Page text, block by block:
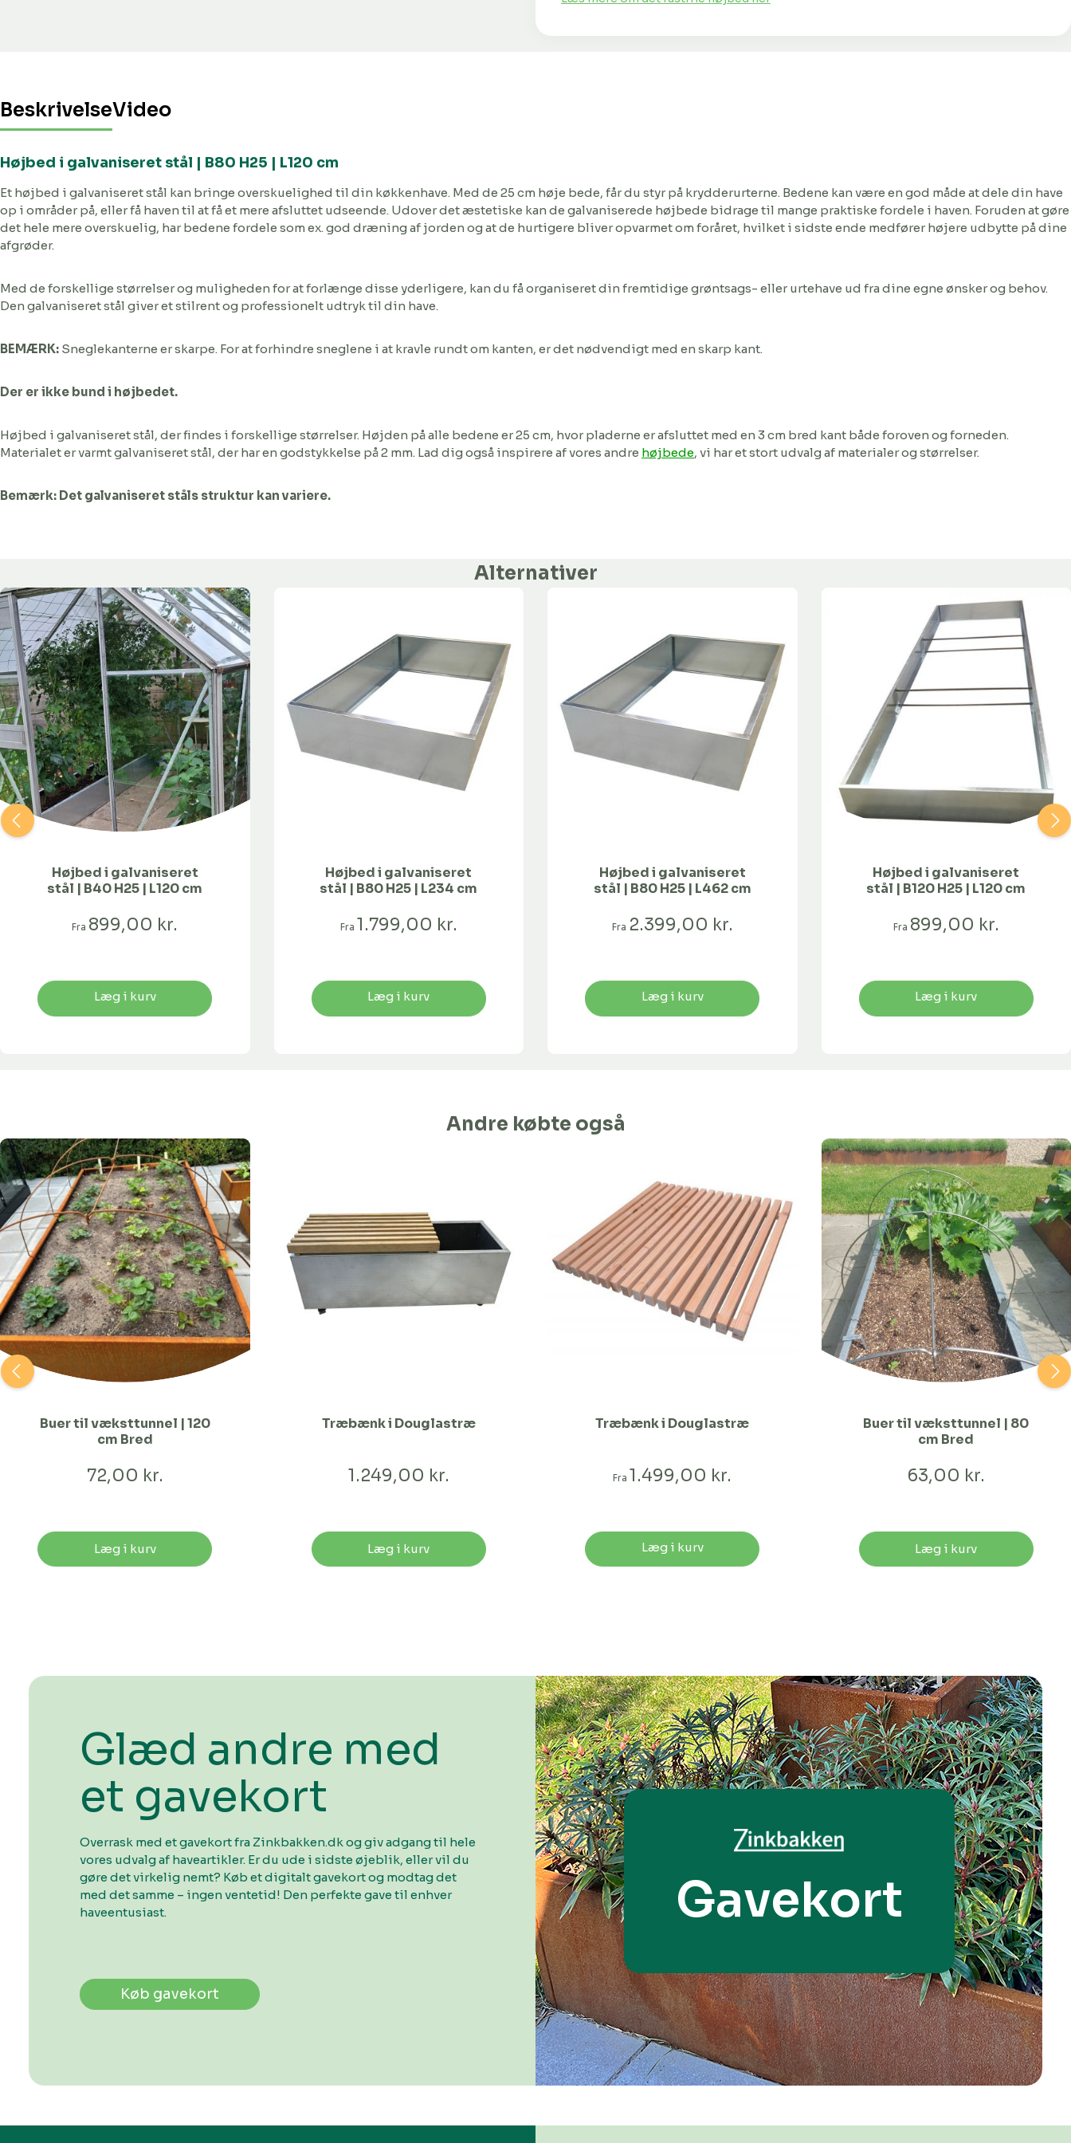
BeskrivelseVideo
Højbed i galvaniseret stål | B80 H25 | L120 cm
Et højbed i galvaniseret stål kan bringe overskuelighed til din køkkenhave. Med de 25 cm høje bede, får du styr på krydderurterne. Bedene kan være en god måde at dele din have
op i områder på, eller få haven til at få et mere afsluttet udseende. Udover det æstetiske kan de galvaniserede højbede bidrage til mange praktiske fordele i haven. Foruden at gøre
det hele mere overskuelig, har bedene fordele som ex. god dræning af jorden og at de hurtigere bliver opvarmet om foråret, hvilket i sidste ende medfører højere udbytte på dine
afgrøder.
Med de forskellige størrelser og muligheden for at forlænge disse yderligere, kan du få organiseret din fremtidige grøntsags- eller urtehave ud fra dine egne ønsker og behov.
Den galvaniseret stål giver et stilrent og professionelt udtryk til din have.
BEMÆRK: Sneglekanterne er skarpe. For at forhindre sneglene i at kravle rundt om kanten, er det nødvendigt med en skarp kant.
Der er ikke bund i højbedet.
Højbed i galvaniseret stål, der findes i forskellige størrelser. Højden på alle bedene er 25 cm, hvor pladerne er afsluttet med en 3 cm bred kant både foroven og forneden.
Materialet er varmt galvaniseret stål, der har en godstykkelse på 2 mm. Lad dig også inspirere af vores andre højbede, vi har et stort udvalg af materialer og størrelser.
Bemærk: Det galvaniseret ståls struktur kan variere.
Alternativer
Højbed i galvaniseret
stål | B40 H25 | L120 cm
Fra 899,00 kr.
Læg i kurv
Højbed i galvaniseret
stål | B80 H25 | L234 cm
Fra 1.799,00 kr.
Læg i kurv
Højbed i galvaniseret
stål | B80 H25 | L462 cm
Fra 2.399,00 kr.
Læg i kurv
Højbed i galvaniseret
stål | B120 H25 | L120 cm
Fra 899,00 kr.
Læg i kurv
Andre købte også
Buer til væksttunnel | 120
cm Bred
72,00 kr.
Læg i kurv
Træbænk i Douglastræ
1.249,00 kr.
Læg i kurv
Træbænk i Douglastræ
Fra 1.499,00 kr.
Læg i kurv
Buer til væksttunnel | 80
cm Bred
63,00 kr.
Læg i kurv
Glæd andre med
et gavekort
Overrask med et gavekort fra Zinkbakken.dk og giv adgang til hele
vores udvalg af haveartikler. Er du ude i sidste øjeblik, eller vil du
gøre det virkelig nemt? Køb et digitalt gavekort og modtag det
med det samme – ingen ventetid! Den perfekte gave til enhver
haveentusiast.
Køb gavekort
Gavekort